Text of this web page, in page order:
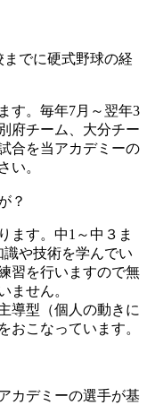
でに硬式野球の経
す。毎年7月～翌年3
府チーム、大分チー
合を当アカデミーの
い。
？
ます。中1～中３ま
や技術を学んでい
習を行いますので無
ません。
導型（個人の動きに
おこなっています。
カデミーの選手が基